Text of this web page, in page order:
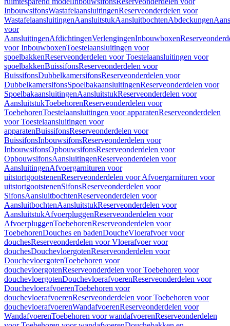
InbouwsifonsWastafelaansluitingenReserveonderdelen voor
WastafelaansluitingenAansluitstukAansluitbochtenAbdeckungen
voor
AansluitingenAfdichtingenVerlengingenInbouwboxen
voor InbouwboxenToestelaansluitingen voor
spoelbakkenReserveonderdelen voor Toestelaansluitingen voor
spoelbakkenBuissifonsReserveonderdelen voor
BuissifonsDubbelkamersifonsReserveonderdelen voor
DubbelkamersifonsSpoelbakaansluitingenReserveonderdelen voor
SpoelbakaansluitingenAansluitstukReserveonderdelen voor
AansluitstukToebehorenReserveonderdelen voor
ToebehorenToestelaansluitingen voor apparatenReserveonderdelen
voor Toestelaansluitingen voor
apparatenBuissifonsReserveonderdelen voor
BuissifonsInbouwsifonsReserveonderdelen voor
InbouwsifonsOpbouwsifonsReserveonderdelen voor
OpbouwsifonsAansluitingenReserveonderdelen voor
AansluitingenAfvoergarnituren voor
uitstortgootstenenReserveonderdelen voor Afvoergarnituren voor
uitstortgootstenenSifonsReserveonderdelen voor
SifonsAansluitbochtenReserveonderdelen voor
AansluitbochtenAansluitstukReserveonderdelen voor
AansluitstukAfvoerpluggenReserveonderdelen voor
AfvoerpluggenToebehorenReserveonderdelen voor
ToebehorenDouches en badenDoucheVloerafvoer voor
douchesReserveonderdelen voor Vloerafvoer voor
douchesDouchevloergotenReserveonderdelen voor
DouchevloergotenToebehoren voor
douchevloergotenReserveonderdelen voor Toebehoren voor
douchevloergotenDouchevloerafvoerenReserveonderdelen voor
DouchevloerafvoerenToebehoren voor
douchevloerafvoerenReserveonderdelen voor Toebehoren voor
douchevloerafvoerenWandafvoerenReserveonderdelen voor
WandafvoerenToebehoren voor wandafvoerenReserveonderdelen